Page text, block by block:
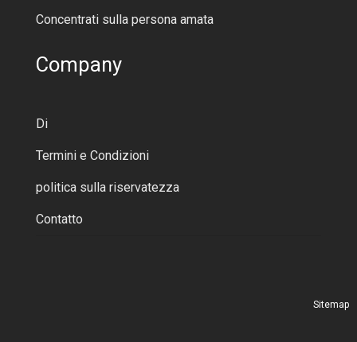
Concentrati sulla persona amata
Company
Di
Termini e Condizioni
politica sulla riservatezza
Contatto
Sitemap